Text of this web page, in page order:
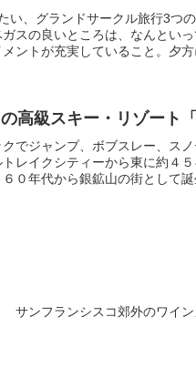
い、グランドサークル旅行3つ
スの良いところは、なんとい
ントが充実していること。夕方
高級スキー・リゾート
でジャンプ、ボブスレー、ス
レイクシティーから東に約４
０年代から銀鉱山の街として
サンフランシスコ郊外のワイ